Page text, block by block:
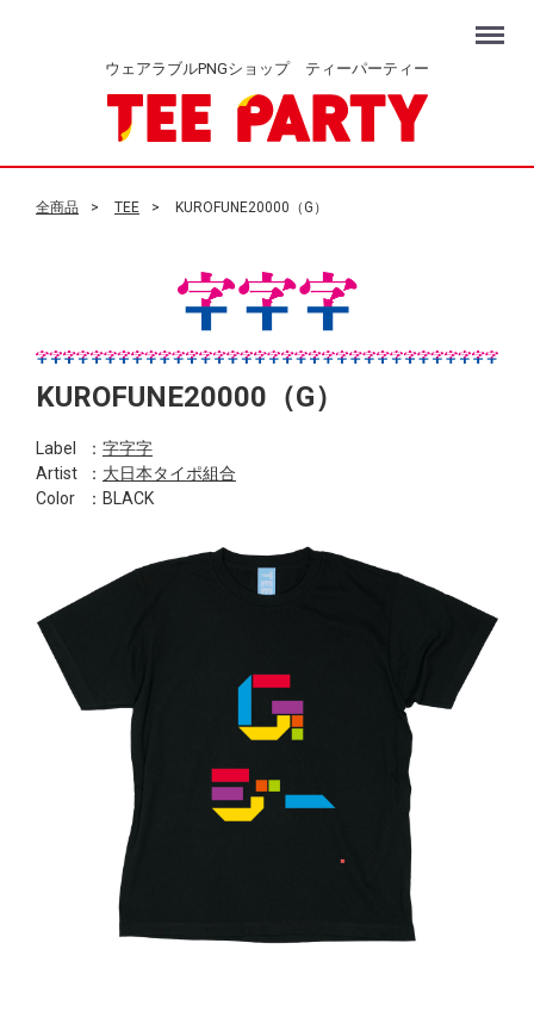
ウェアラブルPNGショップ ティーパーティー
Menu
全商品 TEE KUROFUNE20000（G）
KUROFUNE20000（G）
Label ： 字字字
Artist
： 大日本タイポ組合
Color
：BLACK